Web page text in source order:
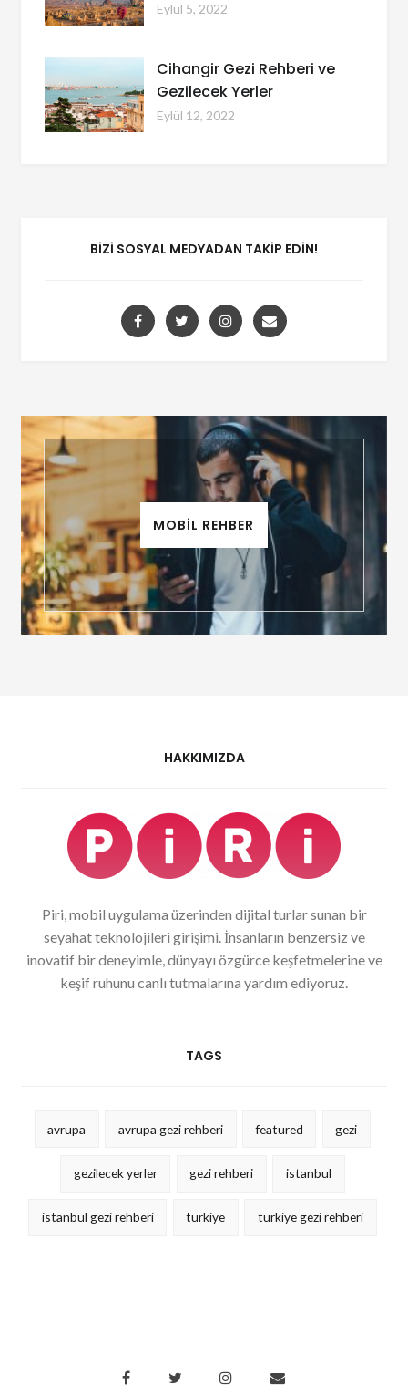
Eylül 5, 2022
Cihangir Gezi Rehberi ve
Gezilecek Yerler
Eylül 12, 2022
BIZI SOSYAL MEDYADAN TAKIP EDIN!
MOBİL REHBER
HAKKIMIZDA
Piri, mobil uygulama üzerinden dijital turlar sunan bir
seyahat teknolojileri girişimi. İnsanların benzersiz ve
inovatif bir deneyimle, dünyayı özgürce keşfetmelerine ve
keşif ruhunu canlı tutmalarına yardım ediyoruz.
TAGS
avrupa avrupa gezi rehberi featured gezi
gezilecek yerler gezi rehberi istanbul
istanbul gezi rehberi türkiye türkiye gezi rehberi